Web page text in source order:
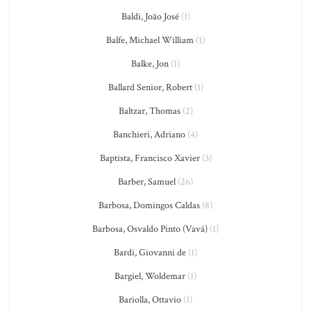
Baldi, João José(1)
Balfe, Michael William (1)
Balke, Jon (1)
Ballard Senior, Robert(1)
Baltzar, Thomas(2)
Banchieri, Adriano (4)
Baptista, Francisco Xavier(3)
Barber, Samuel (26)
Barbosa, Domingos Caldas (8)
Barbosa, Osvaldo Pinto (Vavá) (1)
Bardi, Giovanni de (1)
Bargiel, Woldemar (1)
Bariolla, Ottavio (1)